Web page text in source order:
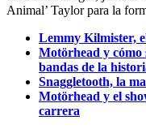
Animal’ Taylor para la
Lemmy Kilmister,
Motörhead y cómo
bandas de la
Snaggletooth, la
Motörhead y el
carrera